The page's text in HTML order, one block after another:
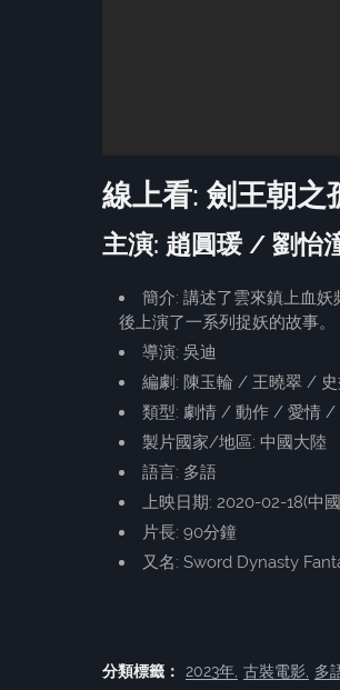
線上看: 劍王朝之
主演: 趙圓瑗 / 劉怡
簡介: 講述了雲來鎮上血
後上演了一系列捉妖的故事。
導演: 吳迪
編劇: 陳玉輪 / 王曉翠 / 史
類型: 劇情 / 動作 / 愛情 /
製片國家/地區: 中國大陸
語言: 多語
上映日期: 2020-02-18(中
片長: 90分鐘
又名: Sword Dynasty
分類標籤： 2023年 古裝電影 多